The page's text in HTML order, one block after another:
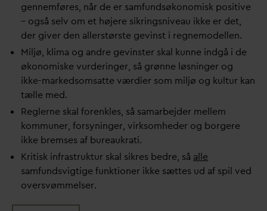
gennemføres, når de er samfundsøkonomisk positive
– også selv om et højere sikringsniveau ikke er det,
der giver den allerstørste gevinst i regnemodellen.
Miljø, klima og andre gevinster skal kunne indgå i de
økonomiske vurderinger, så grønne løsninger og
ikke-markedsomsatte værdier som miljø og kultur kan
tælle med.
Reglerne skal forenkles, så samarbejder mellem
kommuner, forsyninger, virksomheder og borgere
ikke bremses af bureaukrati.
Kritisk infrastruktur skal sikres bedre, så alle
samfundsvigtige funktioner ikke sættes ud af spil ved
oversvømmelser.